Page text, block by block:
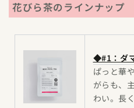
花びら茶のラインナップ
◆#1：ダ
ぱっと華
がらも、
わい。長